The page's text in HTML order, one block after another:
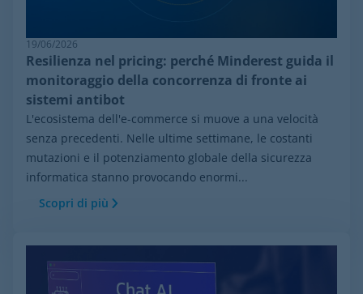
19/06/2026
Resilienza nel pricing: perché Minderest guida il
monitoraggio della concorrenza di fronte ai
sistemi antibot
L'ecosistema dell'e-commerce si muove a una velocità
senza precedenti. Nelle ultime settimane, le costanti
mutazioni e il potenziamento globale della sicurezza
informatica stanno provocando enormi...
Scopri di più